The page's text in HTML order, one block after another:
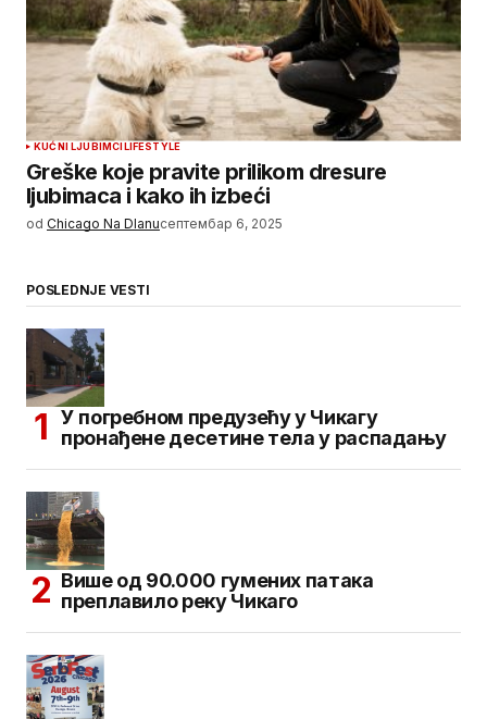
KUĆNI LJUBIMCILIFESTYLE
Greške koje pravite prilikom dresure
ljubimaca i kako ih izbeći
od Chicago Na Dlanuсептембар 6, 2025
POSLEDNJE VESTI
У погребном предузећу у Чикагу
пронађене десетине тела у распадању
Више од 90.000 гумених патака
преплавило реку Чикаго